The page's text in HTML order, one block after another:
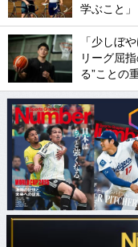
学ぶこと
「少しぼ
リーグ屈
る”ことの